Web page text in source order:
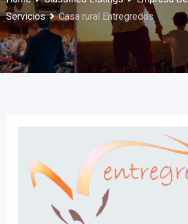
Servicios
Casa rural Entregredos